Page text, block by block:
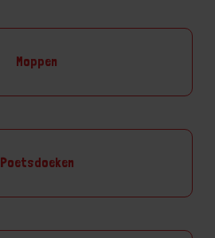
Moppen
Poetsdoeken